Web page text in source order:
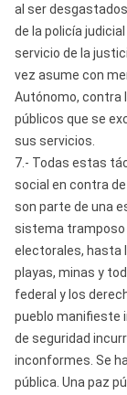
al ser
de la policía
servicio de la
vez asume con
Autónomo, contra
públicos que se
sus servicios.
7.- Todas estas
social en contra
son parte de una
sistema tramposo
electorales, hasta
playas, minas y
federal y los
pueblo manifieste
de seguridad
inconformes. Se
pública. Una paz